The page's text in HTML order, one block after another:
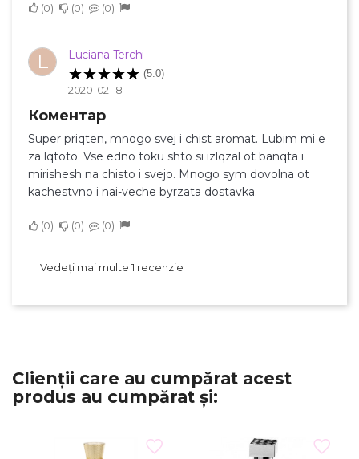
0 0 0
L Luciana Terchi
(5.0)
2020-02-18
Коментар
Super priqten, mnogo svej i chist aromat. Lubim mi e
za lqtoto. Vse edno toku shto si izlqzal ot banqta i
mirishesh na chisto i svejo. Mnogo sym dovolna ot
kachestvno i nai-veche byrzata dostavka.
0 0 0
Vedeți mai multe 1 recenzie
Clienții care au cumpărat acest
produs au cumpărat și: